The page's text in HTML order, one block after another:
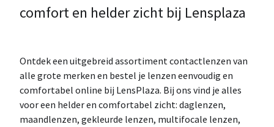
comfort en helder zicht bij Lensplaza
Ontdek een uitgebreid assortiment contactlenzen van
alle grote merken en bestel je lenzen eenvoudig en
comfortabel online bij LensPlaza. Bij ons vind je alles
voor een helder en comfortabel zicht: daglenzen,
maandlenzen, gekleurde lenzen, multifocale lenzen,